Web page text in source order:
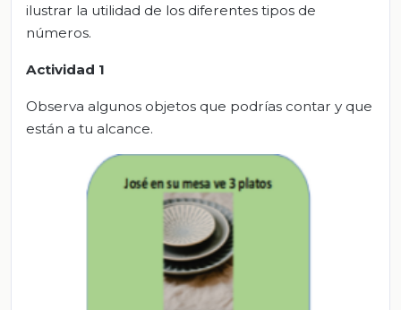
ilustrar la utilidad de los diferentes tipos de
números.
Actividad 1
Observa algunos objetos que podrías contar y que
están a tu alcance.